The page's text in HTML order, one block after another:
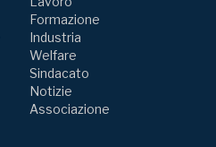
Formazione
Industria
Welfare
Sindacato
Notizie
Associazione